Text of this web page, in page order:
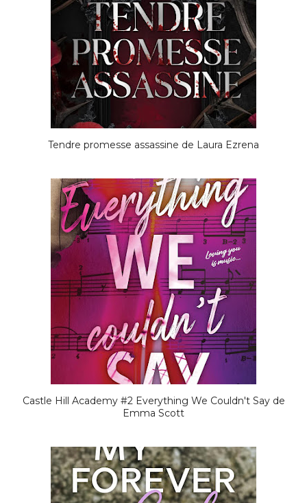
Tendre promesse assassine de Laura Ezrena
Castle Hill Academy #2 Everything We Couldn't Say de
Emma Scott